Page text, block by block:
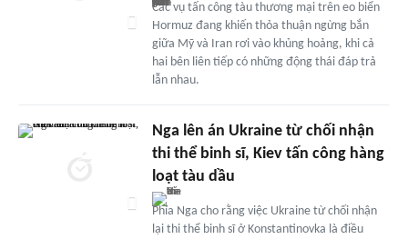
Các vụ tấn công tàu thương mại trên eo biển
Hormuz đang khiến thỏa thuận ngừng bắn
giữa Mỹ và Iran rơi vào khủng hoảng, khi cả
hai bên liên tiếp có những động thái đáp trả
lẫn nhau.
Nga lên án Ukraine từ chối nhận
thi thể binh sĩ, Kiev tấn công hàng
loạt tàu dầu
Phía Nga cho rằng việc Ukraine từ chối nhận
lại thi thể binh sĩ ở Konstantinovka là điều